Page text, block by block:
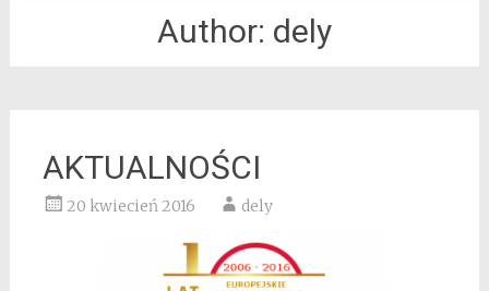
Author: dely
AKTUALNOŚCI
20 kwiecień 2016 dely